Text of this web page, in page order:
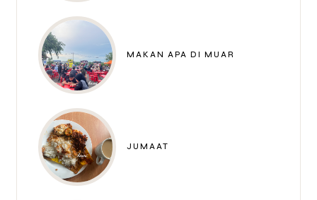
MAKAN APA DI MUAR
JUMAAT